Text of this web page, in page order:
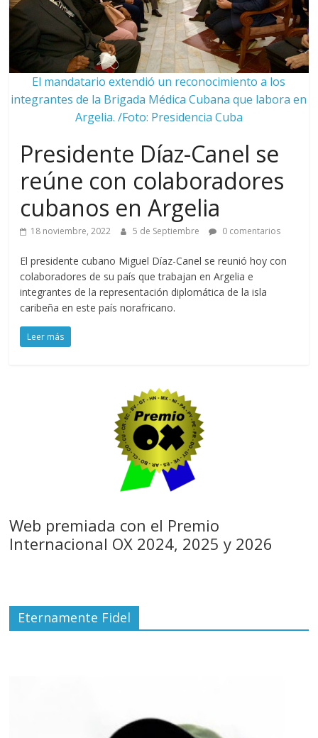
El mandatario extendió un reconocimiento a los
integrantes de la Brigada Médica Cubana que labora en
Argelia. /Foto: Presidencia Cuba
Presidente Díaz-Canel se
reúne con colaboradores
cubanos en Argelia
18 noviembre, 2022 5 de Septiembre 0 comentarios
El presidente cubano Miguel Díaz-Canel se reunió hoy con
colaboradores de su país que trabajan en Argelia e
integrantes de la representación diplomática de la isla
caribeña en este país norafricano.
Leer más
Web premiada con el Premio
Internacional OX 2024, 2025 y 2026
Eternamente Fidel